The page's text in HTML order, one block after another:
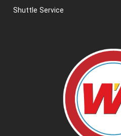
Shuttle Service